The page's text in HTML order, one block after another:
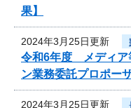
果】
2024年3月25日更新
令和6年度 メディア
ン業務委託プロポー
2024年3月25日更新